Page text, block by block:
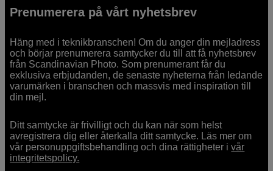
Prenumerera på vårt nyhetsbrev
Häng med i teknikbranschen! Om du anger din mejladress
och börjar prenumerera samtycker du till att få nyhetsbrev
från Scandinavian Photo. Som prenumerant får du
exklusiva erbjudanden, de senaste nyheterna från ledande
varumärken i branschen och massvis med inspiration till
din mejl.
Ditt samtycke är frivilligt och du kan när som helst
avregistrera dig eller återkalla ditt samtycke. Läs mer om
vår personuppgiftsbehandling och dina rättigheter ivår
integritetspolicy.